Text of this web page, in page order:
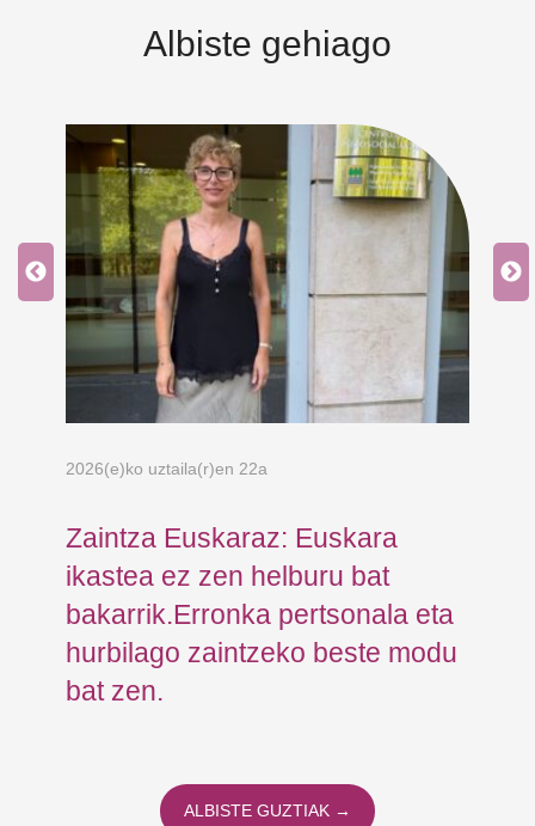
Albiste gehiago
2026(e)ko uztaila(r)en 22a
Zaintza Euskaraz: Euskara
ikastea ez zen helburu bat
bakarrik.Erronka pertsonala eta
hurbilago zaintzeko beste modu
bat zen.
ALBISTE GUZTIAK →